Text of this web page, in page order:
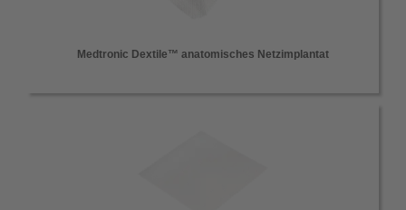
Medtronic Dextile™ anatomisches Netzimplantat